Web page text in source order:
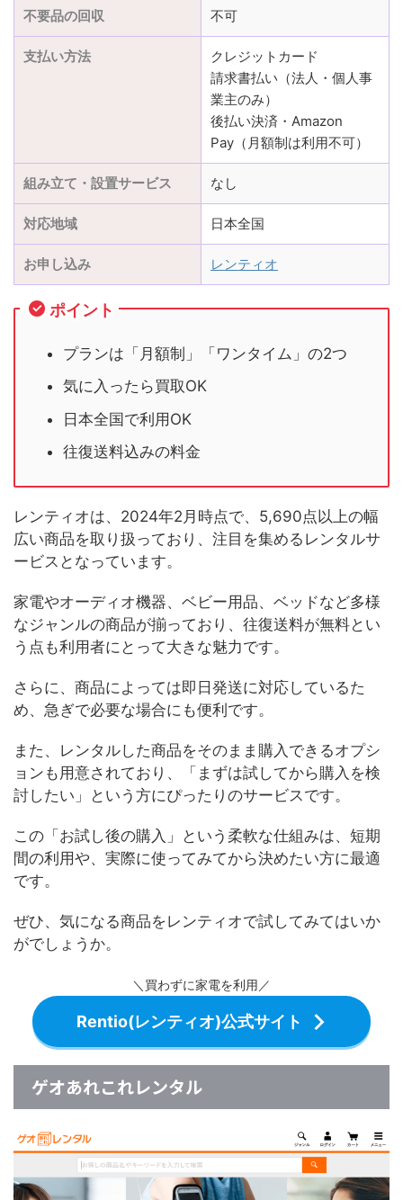
不要品の回収 不可
支払い方法
クレジットカード
請求書払い（法人・個人事
業主のみ）
後払い決済・Amazon
Pay（月額制は利用不可）
組み立て・設置サービス なし
対応地域 日本全国
お申し込み レンティオ
ポイント
プランは「月額制」「ワンタイム」の2つ
気に入ったら買取OK
日本全国で利用OK
往復送料込みの料金
レンティオは、2024年2月時点で、5,690点以上の幅
広い商品を取り扱っており、注目を集めるレンタルサ
ービスとなっています。
家電やオーディオ機器、ベビー用品、ベッドなど多様
なジャンルの商品が揃っており、往復送料が無料とい
う点も利用者にとって大きな魅力です。
さらに、商品によっては即日発送に対応しているた
め、急ぎで必要な場合にも便利です。
また、レンタルした商品をそのまま購入できるオプシ
ョンも用意されており、「まずは試してから購入を検
討したい」という方にぴったりのサービスです。
この「お試し後の購入」という柔軟な仕組みは、短期
間の利用や、実際に使ってみてから決めたい方に最適
です。
ぜひ、気になる商品をレンティオで試してみてはいか
がでしょうか。
＼買わずに家電を利用／
Rentio(レンティオ)公式サイト
ゲオあれこれレンタル